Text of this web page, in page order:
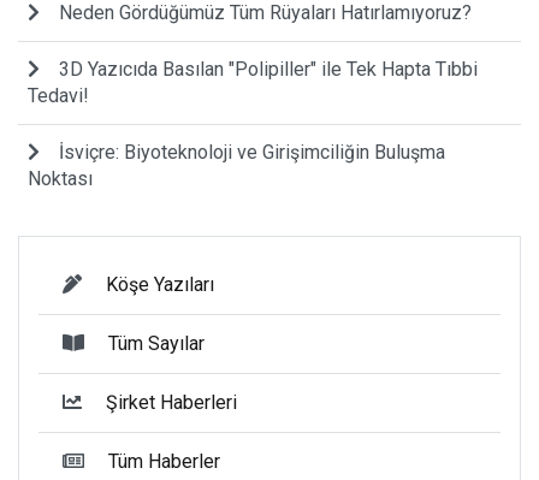
Neden Gördüğümüz Tüm Rüyaları Hatırlamıyoruz?
3D Yazıcıda Basılan "Polipiller" ile Tek Hapta Tıbbi
Tedavi!
İsviçre: Biyoteknoloji ve Girişimciliğin Buluşma
Noktası
Köşe Yazıları
Tüm Sayılar
Şirket Haberleri
Tüm Haberler